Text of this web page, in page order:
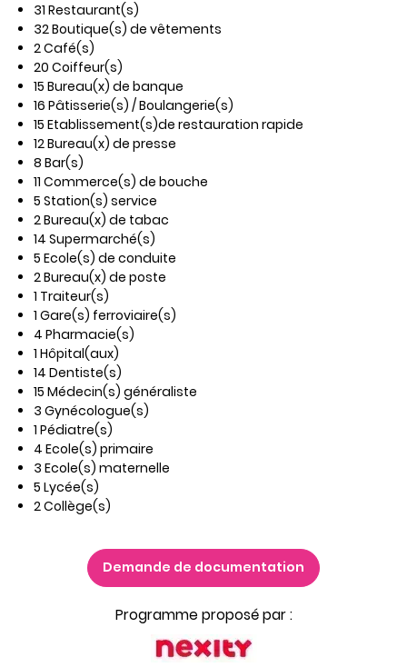
31 Restaurant(s)
32 Boutique(s) de vêtements
2 Café(s)
20 Coiffeur(s)
15 Bureau(x) de banque
16 Pâtisserie(s) / Boulangerie(s)
15 Etablissement(s)de restauration rapide
12 Bureau(x) de presse
8 Bar(s)
11 Commerce(s) de bouche
5 Station(s) service
2 Bureau(x) de tabac
14 Supermarché(s)
5 Ecole(s) de conduite
2 Bureau(x) de poste
1 Traiteur(s)
1 Gare(s) ferroviaire(s)
4 Pharmacie(s)
1 Hôpital(aux)
14 Dentiste(s)
15 Médecin(s) généraliste
3 Gynécologue(s)
1 Pédiatre(s)
4 Ecole(s) primaire
3 Ecole(s) maternelle
5 Lycée(s)
2 Collège(s)
Demande de documentation
Programme proposé par :